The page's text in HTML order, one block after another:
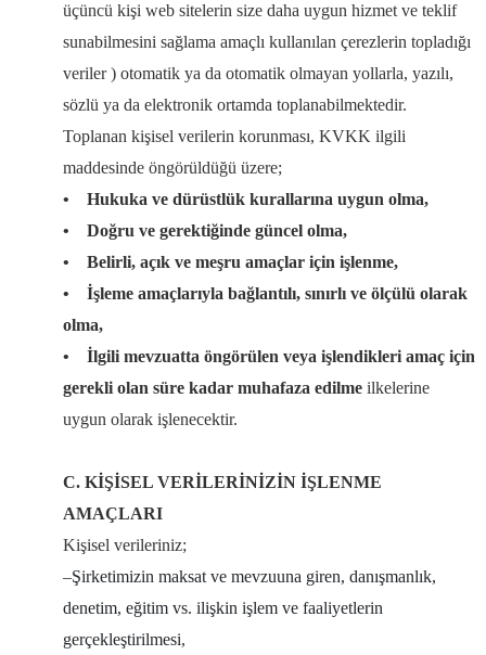
üçüncü kişi web sitelerin size daha uygun hizmet ve teklif
sunabilmesini sağlama amaçlı kullanılan çerezlerin topladığı
veriler ) otomatik ya da otomatik olmayan yollarla, yazılı,
sözlü ya da elektronik ortamda toplanabilmektedir.
Toplanan kişisel verilerin korunması, KVKK ilgili
maddesinde öngörüldüğü üzere;
• Hukuka ve dürüstlük kurallarına uygun olma,
• Doğru ve gerektiğinde güncel olma,
• Belirli, açık ve meşru amaçlar için işlenme,
• İşleme amaçlarıyla bağlantılı, sınırlı ve ölçülü olarak
olma,
• İlgili mevzuatta öngörülen veya işlendikleri amaç için
gerekli olan süre kadar muhafaza edilme ilkelerine
uygun olarak işlenecektir.
C. KİŞİSEL VERİLERİNİZİN İŞLENME
AMAÇLARI
Kişisel verileriniz;
–Şirketimizin maksat ve mevzuuna giren, danışmanlık,
denetim, eğitim vs. ilişkin işlem ve faaliyetlerin
gerçekleştirilmesi,